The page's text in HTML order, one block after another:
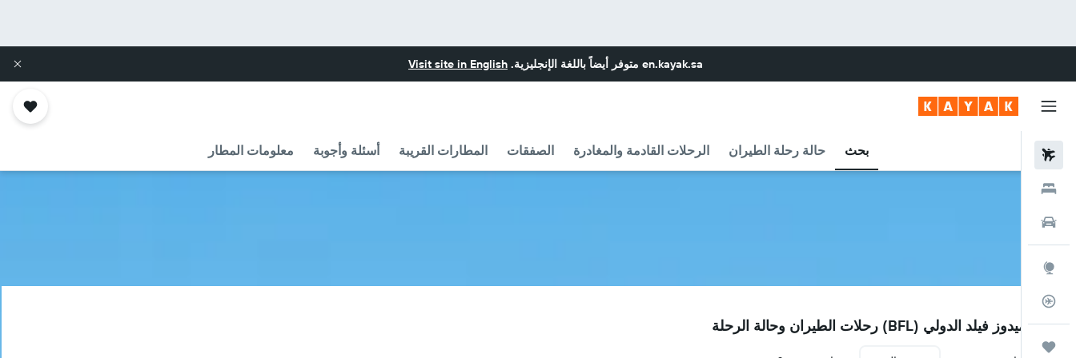
en.kayak.sa متوفر أيضاً باللغة الإنجليزية. Visit site in English
بحث حالة رحلة الطيران الرحلات القادمة والمغادرة الصفقات المطارات القريبة أسئلة وأجوبة معلومات المطار
BFL
مطار ميدوز فيلد الدولي (BFL) رحلات الطيران وحالة الرحلة